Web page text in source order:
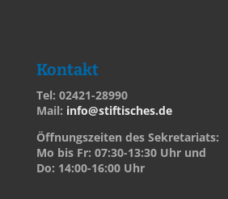
Kontakt
Tel: 02421-28990
Mail: info@stiftisches.de
Öffnungszeiten des Sekretariats:
Mo bis Fr: 07:30-13:30 Uhr und
Do: 14:00-16:00 Uhr